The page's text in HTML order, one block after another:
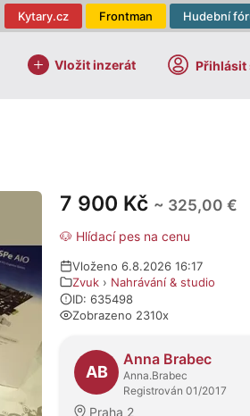
Hudební
Frontman
Kytary.cz
Vložit inzerát Přihlásit
7 900 Kč ~ 325,00 €
🐶 Hlídací pes na cenu
Vloženo 6.8.2026 16:17
Zvuk › Nahrávání & studio
ID: 635498
Zobrazeno 2310x
O prodejci
AB
Anna Brabec
Anna.Brabec
Registrován 01/2017
Praha 2